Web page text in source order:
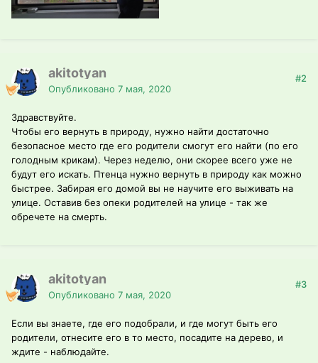
akitotyan
Опубликовано 7 мая, 2020
#2
Здравствуйте.
Чтобы его вернуть в природу, нужно найти достаточно
безопасное место где его родители смогут его найти (по его
голодным крикам). Через неделю, они скорее всего уже не
будут его искать. Птенца нужно вернуть в природу как можно
быстрее. Забирая его домой вы не научите его выживать на
улице. Оставив без опеки родителей на улице - так же
обречете на смерть.
akitotyan
Опубликовано 7 мая, 2020
#3
Если вы знаете, где его подобрали, и где могут быть его
родители, отнесите его в то место, посадите на дерево, и
ждите - наблюдайте.